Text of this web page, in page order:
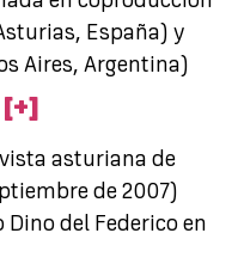
España) y
Aires, Argentina)
[+]
asturiana de
de 2007)
del Federico en